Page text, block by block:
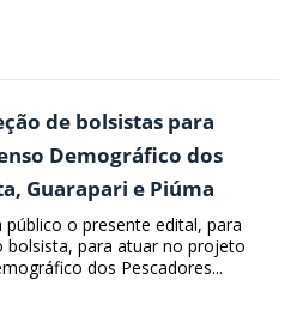
de bolsistas para
Demográfico dos
Guarapari e Piúma
o presente edital, para
bolsista, para atuar no projeto
dos Pescadores...